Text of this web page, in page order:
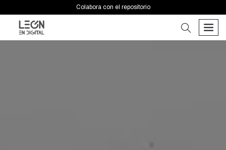
Colabora con el repositorio
buscar